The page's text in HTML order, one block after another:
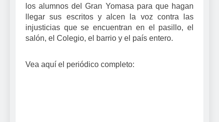
los alumnos del Gran Yomasa para que hagan
llegar sus escritos y alcen la voz contra las
injusticias que se encuentran en el pasillo, el
salón, el Colegio, el barrio y el país entero.
Vea aquí el periódico completo: